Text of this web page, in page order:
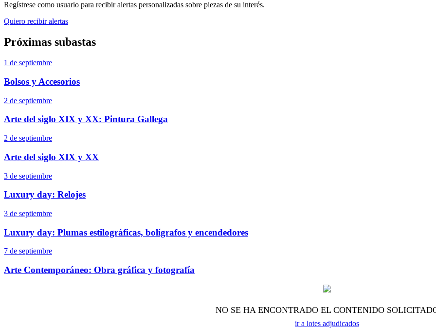
Regístrese como usuario para recibir alertas personalizadas sobre piezas de su interés.
Quiero recibir alertas
Próximas subastas
1 de septiembre
Bolsos y Accesorios
2 de septiembre
Arte del siglo XIX y XX: Pintura Gallega
2 de septiembre
Arte del siglo XIX y XX
3 de septiembre
Luxury day: Relojes
3 de septiembre
Luxury day: Plumas estilográficas, bolígrafos y encendedores
7 de septiembre
Arte Contemporáneo: Obra gráfica y fotografía
NO SE HA ENCONTRADO EL CONTENIDO
ir a lotes adjudicados